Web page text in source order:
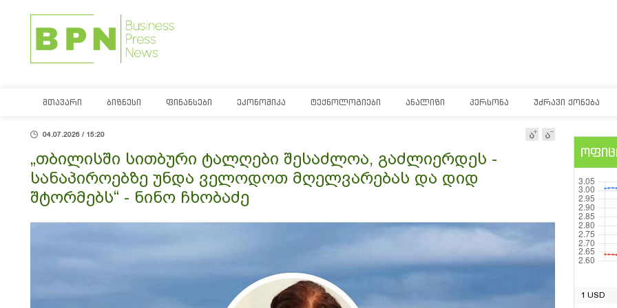
ᲛᲗᲐᲕᲐᲠᲘ ᲑᲘᲖᲜᲔᲡᲘ ᲤᲘᲜᲐᲜᲡᲔᲑᲘ ᲔᲙᲝᲜᲝᲛᲘᲙᲐ ᲢᲔᲥᲜᲝᲚᲝᲒᲘᲔᲑᲘ ᲐᲜᲐᲚᲘᲖᲘ ᲞᲔᲠᲡᲝᲜᲐ ᲣᲫᲠᲐᲕᲘ ᲥᲝᲜᲔᲑᲐ
04.07.2026 / 15:20
„თბილისში სითბური ტალღები შესაძლოა, გაძლიერდეს -
სანაპიროებზე უნდა ველოდოთ მღელვარებას და დიდ
შტორმებს“ - ნინო ჩხობაძე
1 USD